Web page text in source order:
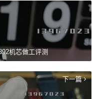
机芯做工评测
下一篇